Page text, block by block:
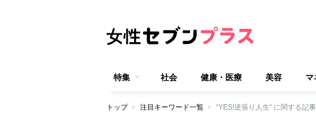
特集 社会 健康・医療 美容 マ
トップ 注目キーワード一覧 “YES!逆張り人生” に関する記事